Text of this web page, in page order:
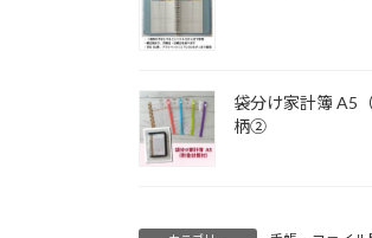
袋分け家計簿 A5
柄②